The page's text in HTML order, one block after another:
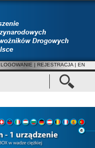
LOGOWANIE | REJESTRACJA | EN